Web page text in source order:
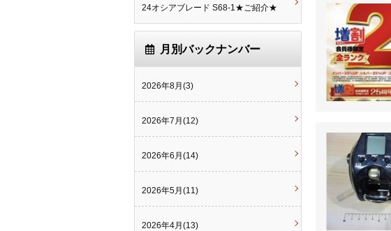
24オシアブレード S68-1★ご紹介★
月別バックナンバー
2026年8月(3)
2026年7月(12)
2026年6月(14)
2026年5月(11)
2026年4月(13)